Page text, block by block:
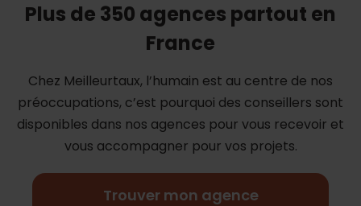
Plus de 350 agences partout en
France
Chez Meilleurtaux, l’humain est au centre de nos
préoccupations, c’est pourquoi des conseillers sont
disponibles dans nos agences pour vous recevoir et
vous accompagner pour vos projets.
Trouver mon agence